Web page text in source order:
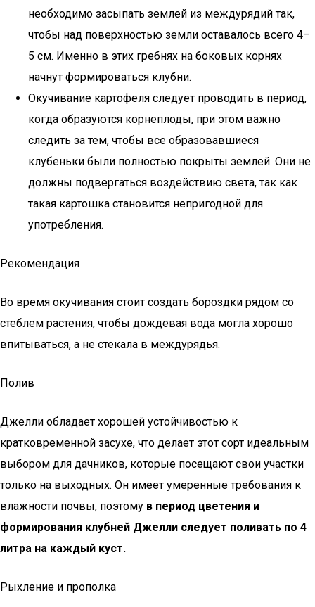
необходимо засыпать землей из междурядий так,
чтобы над поверхностью земли оставалось всего 4–
5 см. Именно в этих гребнях на боковых корнях
начнут формироваться клубни.
Окучивание картофеля следует проводить в период,
когда образуются корнеплоды, при этом важно
следить за тем, чтобы все образовавшиеся
клубеньки были полностью покрыты землей. Они не
должны подвергаться воздействию света, так как
такая картошка становится непригодной для
употребления.
Рекомендация
Во время окучивания стоит создать бороздки рядом со
стеблем растения, чтобы дождевая вода могла хорошо
впитываться, а не стекала в междурядья.
Полив
Джелли обладает хорошей устойчивостью к
кратковременной засухе, что делает этот сорт идеальным
выбором для дачников, которые посещают свои участки
только на выходных. Он имеет умеренные требования к
влажности почвы, поэтому в период цветения и
формирования клубней Джелли следует поливать по 4
литра на каждый куст.
Рыхление и прополка